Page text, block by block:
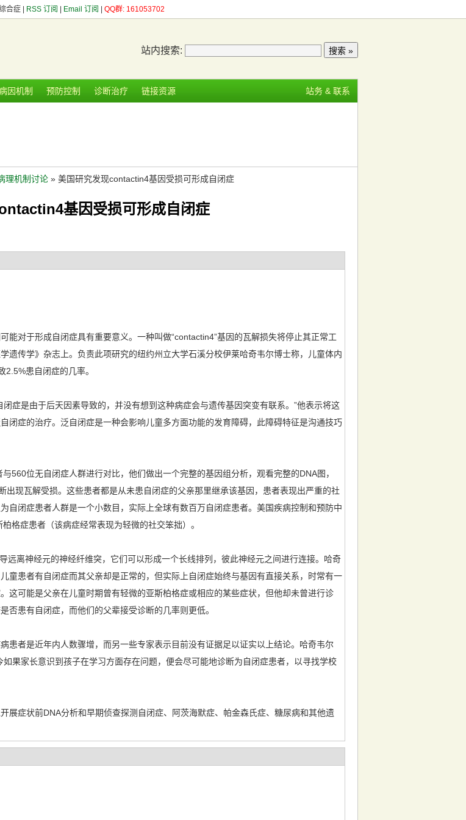
合症 | RSS 订阅 Email 订阅 QQ群: 161053702
站内搜索:
因机制 预防控制 诊断治疗 链接资源 站务 & 联系
理机制讨论 » 美国研究发现contactin4基因受损可形成自闭症
基因受损可形成自闭症
对于形成自闭症具有重要意义。一种叫做“contactin4”基因的瓦解损失将停止其正常工
遗传学》杂志上。负责此项研究的纽约州立大学石溪分校伊莱哈奇韦尔博士称，儿童体内
患自闭症的几率。
是由于后天因素导致的，并没有想到这种病症会与遗传基因突变有联系。”他表示将这
闭症的治疗。泛自闭症是一种会影响儿童多方面功能的发育障碍，此障碍特征是沟通技巧
位无自闭症人群进行对比，他们做出一个完整的基因组分析，观看完整的DNA图，
现瓦解受损。这些患者都是从未患自闭症的父亲那里继承该基因，患者表现出严重的社
自闭症患者人群是一个小数目，实际上全球有数百万自闭症患者。美国疾病控制和预防中
格症患者（该病症经常表现为轻微的社交笨拙）。
离神经元的神经纤维突，它们可以形成一个长线排列，彼此神经元之间进行连接。哈奇
童患者有自闭症而其父亲却是正常的，但实际上自闭症始终与基因有直接关系，时常有一
这可能是父亲在儿童时期曾有轻微的亚斯柏格症或相应的某些症状，但他却未曾进行诊
否患有自闭症，而他们的父辈接受诊断的几率则更低。
者是近年内人数骤增，而另一些专家表示目前没有证据足以证实以上结论。哈奇韦尔
果家长意识到孩子在学习方面存在问题，便会尽可能地诊断为自闭症患者，以寻找学校
症状前DNA分析和早期侦查探测自闭症、阿茨海默症、帕金森氏症、糖尿病和其他遗